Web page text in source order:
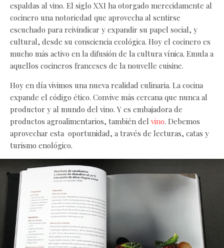
espaldas al vino. El siglo XXI ha otorgado merecidamente al
cocinero una notoriedad que aprovecha al sentirse
escuchado para reivindicar y expandir su papel social, y
cultural, desde su consciencia ecológica. Hoy el cocinero es
mucho más activo en la difusión de la cultura vínica. Emula a
aquellos cocineros franceses de la nouvelle cuisine.
Hoy en día vivimos una nueva realidad culinaria. La cocina
expande el código ético. Convive más cercana que nunca al
productor y al mundo del vino. Y es embajadora de
productos agroalimentarios, también del vino. Debemos
aprovechar esta oportunidad, a través de lecturas, catas y
turismo enológico.